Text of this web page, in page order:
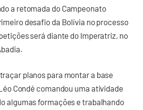
a retomada do Campeonato
desafio da Bolívia no processo
será diante do Imperatriz, no
planos para montar a base
Condé comandou uma atividade
algumas formações e trabalhando